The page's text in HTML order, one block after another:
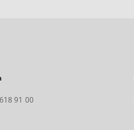
91 00